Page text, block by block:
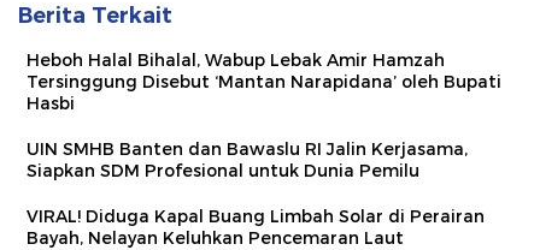
Berita Terkait
Heboh Halal Bihalal, Wabup Lebak Amir Hamzah
Tersinggung Disebut ‘Mantan Narapidana’ oleh Bupati
Hasbi
UIN SMHB Banten dan Bawaslu RI Jalin Kerjasama,
Siapkan SDM Profesional untuk Dunia Pemilu
VIRAL! Diduga Kapal Buang Limbah Solar di Perairan
Bayah, Nelayan Keluhkan Pencemaran Laut